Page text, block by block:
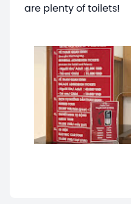
are plenty of toilets!